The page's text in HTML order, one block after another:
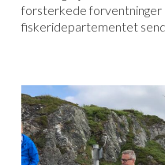
forsterkede forventninger
fiskeridepartementet